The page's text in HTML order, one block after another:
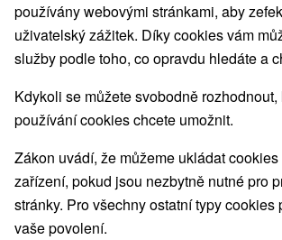
O ZAŘÍZENÍ POBYTY VYBAVENÍ
používány webovými stránkami, aby
uživatelský zážitek. Díky cookies vám
služby podle toho, co opravdu hledáte a
Kdykoli se můžete svobodně rozhodnout,
používání cookies chcete umožnit.
Zákon uvádí, že můžeme ukládat
zařízení, pokud jsou nezbytně nutné pro
stránky. Pro všechny ostatní typy cookies
vaše povolení.